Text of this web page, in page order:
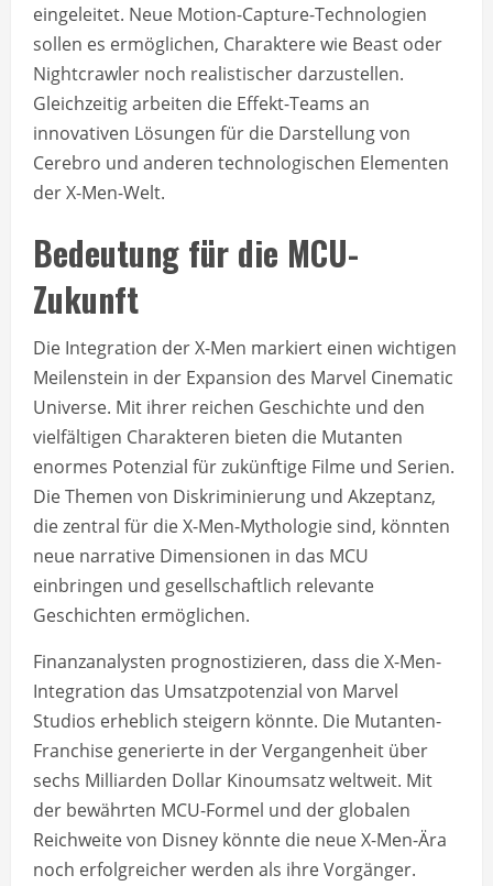
eingeleitet. Neue Motion-Capture-Technologien
sollen es ermöglichen, Charaktere wie Beast oder
Nightcrawler noch realistischer darzustellen.
Gleichzeitig arbeiten die Effekt-Teams an
innovativen Lösungen für die Darstellung von
Cerebro und anderen technologischen Elementen
der X-Men-Welt.
Bedeutung für die MCU-
Zukunft
Die Integration der X-Men markiert einen wichtigen
Meilenstein in der Expansion des Marvel Cinematic
Universe. Mit ihrer reichen Geschichte und den
vielfältigen Charakteren bieten die Mutanten
enormes Potenzial für zukünftige Filme und Serien.
Die Themen von Diskriminierung und Akzeptanz,
die zentral für die X-Men-Mythologie sind, könnten
neue narrative Dimensionen in das MCU
einbringen und gesellschaftlich relevante
Geschichten ermöglichen.
Finanzanalysten prognostizieren, dass die X-Men-
Integration das Umsatzpotenzial von Marvel
Studios erheblich steigern könnte. Die Mutanten-
Franchise generierte in der Vergangenheit über
sechs Milliarden Dollar Kinoumsatz weltweit. Mit
der bewährten MCU-Formel und der globalen
Reichweite von Disney könnte die neue X-Men-Ära
noch erfolgreicher werden als ihre Vorgänger.